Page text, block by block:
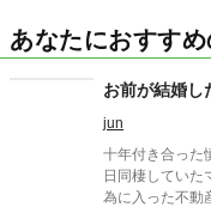
あなたにおすす
お前が結婚し
jun
十年付き合った
日同棲していた
為に入った不動産屋